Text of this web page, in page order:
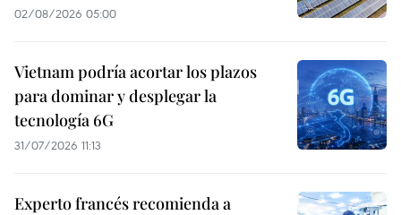
02/08/2026 05:00
Vietnam podría acortar los plazos
para dominar y desplegar la
tecnología 6G
31/07/2026 11:13
Experto francés recomienda a